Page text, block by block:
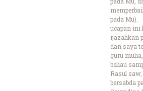
pada Mu).
ucapan ini
ijazahkan
dan saya
guru
beliau
Rasul
bersabda